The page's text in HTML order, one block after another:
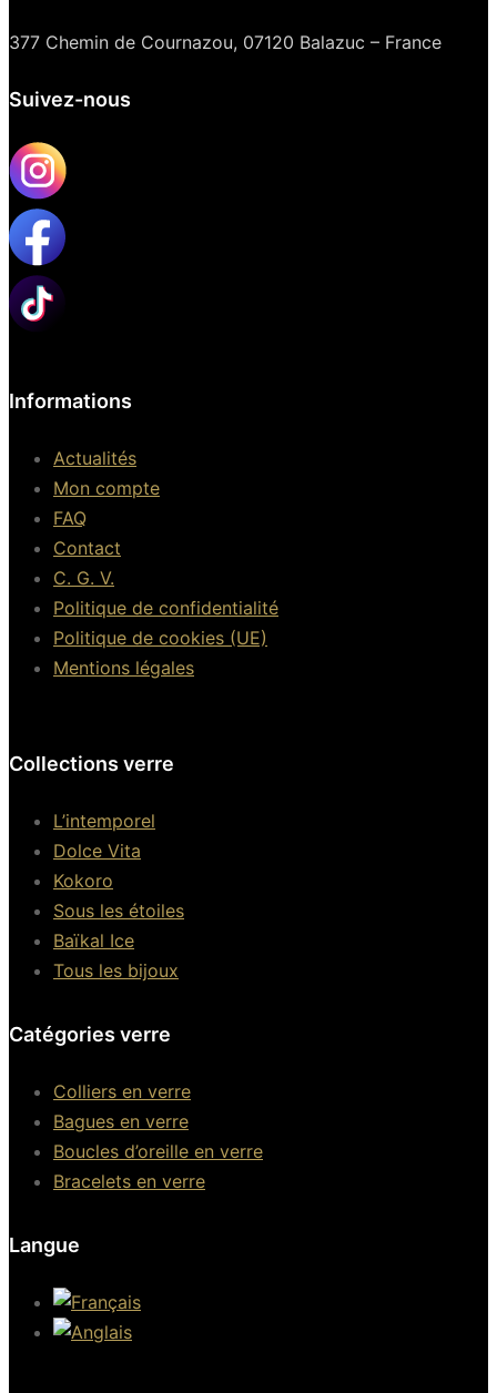
377 Chemin de Cournazou, 07120 Balazuc – France
Suivez-nous
Informations
Actualités
Mon compte
FAQ
Contact
C. G. V.
Politique de confidentialité
Politique de cookies (UE)
Mentions légales
Collections verre
L’intemporel
Dolce Vita
Kokoro
Sous les étoiles
Baïkal Ice
Tous les bijoux
Catégories verre
Colliers en verre
Bagues en verre
Boucles d’oreille en verre
Bracelets en verre
Langue